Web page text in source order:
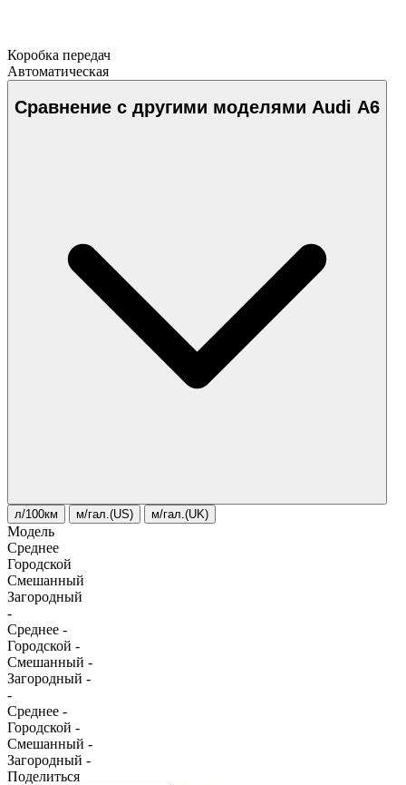
Коробка передач
Автоматическая
Сравнение с другими моделями Audi A6
л/100км м/гал.(US) м/гал.(UK)
Модель
Среднее
Городской
Смешанный
Загородный
-
Среднее -
Городской -
Смешанный -
Загородный -
-
Среднее -
Городской -
Смешанный -
Загородный -
Поделиться